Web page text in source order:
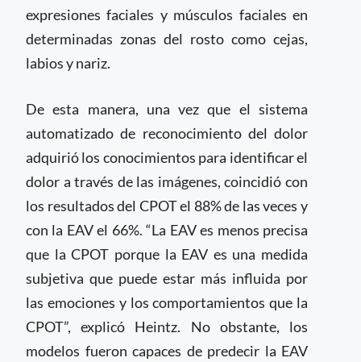
expresiones faciales y músculos faciales en
determinadas zonas del rosto como cejas,
labios y nariz.
De esta manera, una vez que el sistema
automatizado de reconocimiento del dolor
adquirió los conocimientos para identificar el
dolor a través de las imágenes, coincidió con
los resultados del CPOT el 88% de las veces y
con la EAV el 66%. “La EAV es menos precisa
que la CPOT porque la EAV es una medida
subjetiva que puede estar más influida por
las emociones y los comportamientos que la
CPOT”, explicó Heintz. No obstante, los
modelos fueron capaces de predecir la EAV